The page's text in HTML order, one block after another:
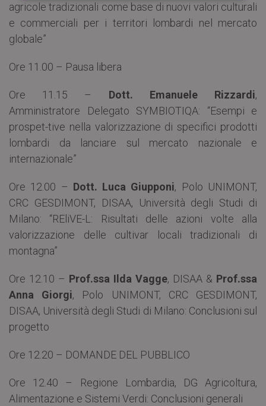
agricole tradizionali come base di nuovi valori culturali
e commerciali per i territori lombardi nel mercato
globale”
Ore 11.00 – Pausa libera
Ore 11.15 – Dott. Emanuele Rizzardi,
Amministratore Delegato SYMBIOTIQA: “Esempi e
prospet-tive nella valorizzazione di specifici prodotti
lombardi da lanciare sul mercato nazionale e
internazionale”
Ore 12.00 – Dott. Luca Giupponi, Polo UNIMONT,
CRC GESDIMONT, DISAA, Università degli Studi di
Milano: “REliVE-L: Risultati delle azioni volte alla
valorizzazione delle cultivar locali tradizionali di
montagna”
Ore 12.10 – Prof.ssa Ilda Vagge, DISAA & Prof.ssa
Anna Giorgi, Polo UNIMONT, CRC GESDIMONT,
DISAA, Università degli Studi di Milano: Conclusioni sul
progetto
Ore 12.20 – DOMANDE DEL PUBBLICO
Ore 12.40 – Regione Lombardia, DG Agricoltura,
Alimentazione e Sistemi Verdi: Conclusioni generali